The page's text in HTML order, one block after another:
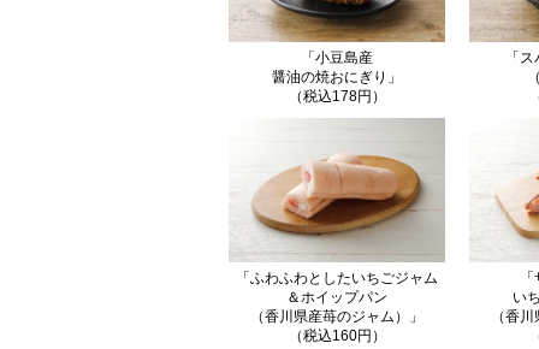
「小豆島産
醤油の焼おにぎり」
（税込178円）
「
「ふわふわとしたいちごジャム
＆ホイップパン
（香川県産苺のジャム）」
（税込160円）
い
（香